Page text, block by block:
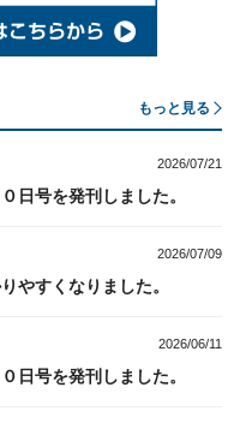
もっと見る
2026/07/21
日号を発刊しました。
2026/07/09
やすくなりました。
2026/06/11
日号を発刊しました。